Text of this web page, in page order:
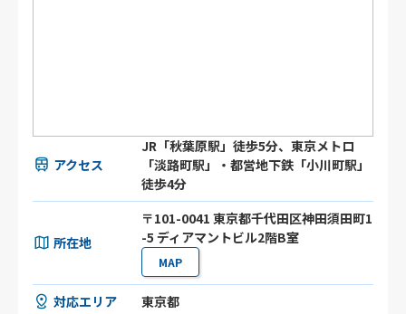
アクセス
JR「秋葉原駅」徒歩5分、東京メトロ
「淡路町駅」・都営地下鉄「小川町駅」
徒歩4分
所在地
〒101-0041 東京都千代田区神田須田町1
-5 ディアマントビル2階B室
MAP
対応エリア 東京都